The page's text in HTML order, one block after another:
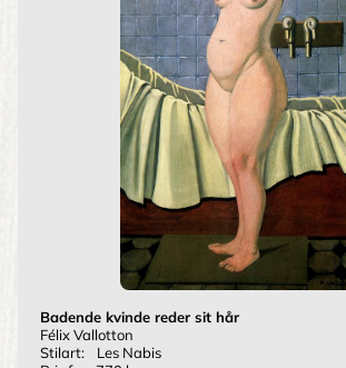
Badende kvinde reder sit hår
Félix Vallotton
Stilart:
Les Nabis